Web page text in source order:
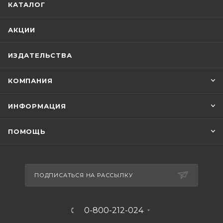
Институте социальных исследований. В 1933-
– в Нью-Йорк, где преподавал в
посвятил много лет педагогической
университетах США и Мексики. Не обошла
был членом Социалистической партии
создавал книги.
КАТАЛОГ
АКЦИИ
ИЗДАТЕЛЬСТВА
КОМПАНИЯ
ИНФОРМАЦИЯ
ПОМОЩЬ
ПОДПИСАТЬСЯ НА РАССЫЛКУ
0-800-212-024